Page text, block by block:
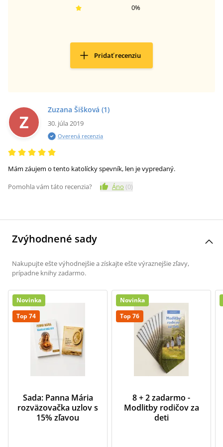
0%
Pridať recenziu
Z
Zuzana Šišková (1)
30. júla 2019
Overená recenzia
Mám záujem o tento katolícky spevník, len je vypredaný.
Pomohla vám táto recenzia?
Áno (0)
Zvýhodnené sady
Nakupujte ešte výhodnejšie a získajte ešte výraznejšie zľavy,
prípadne knihy zadarmo.
Novinka
Top 74
Sada: Panna Mária
rozväzovačka uzlov s
15% zľavou
Novinka
Top 76
8 + 2 zadarmo -
Modlitby rodičov za
deti